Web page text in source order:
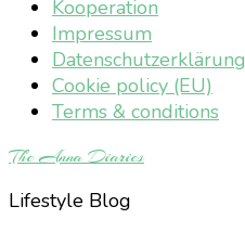
Kooperation
Impressum
Datenschutzerklärung
Cookie policy (EU)
Terms & conditions
The Anna Diaries
Lifestyle Blog